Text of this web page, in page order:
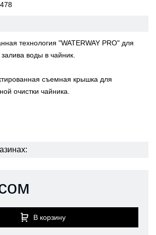
технология "WATERWAY PRO" для
воды в чайник.
съемная крышка для
очистки чайника.
В корзину